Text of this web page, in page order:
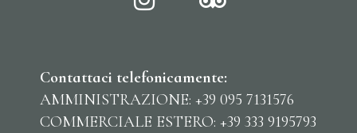
Contattaci telefonicamente:
AMMINISTRAZIONE: +39 095 7131576
COMMERCIALE ESTERO: +39 333 9195793